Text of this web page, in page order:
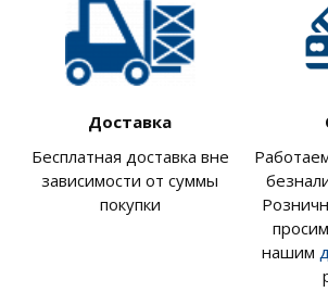
Доставка
Бесплатная доставка вне
зависимости от суммы
покупки
нашим